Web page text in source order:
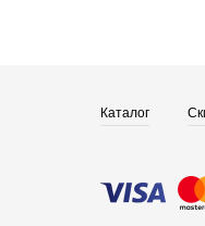
Каталог